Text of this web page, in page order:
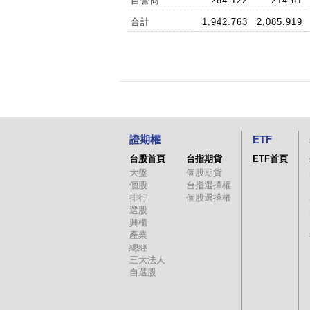
合計 1,942.763 2,085.919
證期權
台股首頁
大盤
個股
排行
選股
興櫃
產業
總經
三大法人
自選股
台指期貨
個股期貨
台指選擇權
個股選擇權
ETF
ETF首頁